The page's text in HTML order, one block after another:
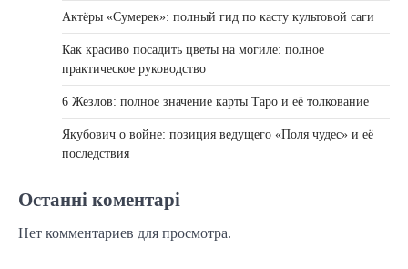
Актёры «Сумерек»: полный гид по касту культовой саги
Как красиво посадить цветы на могиле: полное
практическое руководство
6 Жезлов: полное значение карты Таро и её толкование
Якубович о войне: позиция ведущего «Поля чудес» и её
последствия
Останні коментарі
Нет комментариев для просмотра.